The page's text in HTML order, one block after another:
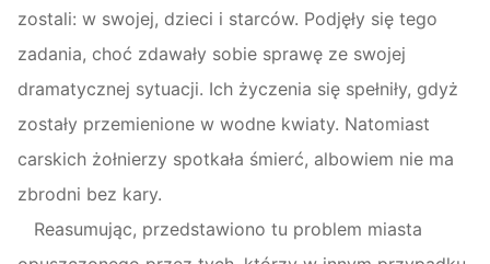
zostali: w swojej, dzieci i starców. Podjęły się tego
zadania, choć zdawały sobie sprawę ze swojej
dramatycznej sytuacji. Ich życzenia się spełniły, gdyż
zostały przemienione w wodne kwiaty. Natomiast
carskich żołnierzy spotkała śmierć, albowiem nie ma
zbrodni bez kary.
Reasumując, przedstawiono tu problem miasta